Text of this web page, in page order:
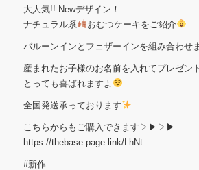
大人気!! Newデザイン！
ナチュラル系
おむつケーキをご紹介
バルーンインとフェザーインを組み合わせ
産まれたお子様のお名前を入れてプレゼン
とっても喜ばれますよ
全国発送承っております
こちらからもご購入できます▷▶︎▷▶︎
https://thebase.page.link/LhNt
#新作